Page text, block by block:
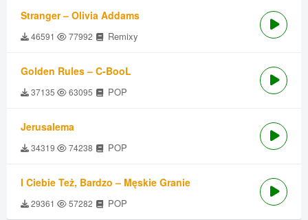
Stranger – Olivia Addams
46591 77992 Remixy
Golden Rules – C-BooL
37135 63095 POP
Jerusalema
34319 74238 POP
I Ciebie Też, Bardzo – Męskie Granie
29361 57282 POP